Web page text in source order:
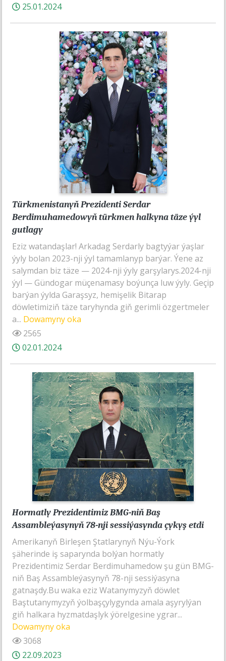
25.01.2024
Türkmenistanyň Prezidenti Serdar
Berdimuhamedowyň türkmen halkyna täze ýyl
gutlagy
Eziz watandaşlar! Arkadag Serdarly bagtyýar ýaşlar
ýyly bolan 2023-nji ýyl tamamlanyp barýar. Ýene az
salymdan biz täze — 2024-nji ýyly garşylarys.2024-nji
ýyl — Gündogar müçenamasy boýunça luw ýyly. Geçip
barýan ýylda Garaşsyz, hemişelik Bitarap
döwletimiziň täze taryhynda giň gerimli özgertmeler
a... Dowamyny oka
2565
02.01.2024
Hormatly Prezidentimiz BMG-niň Baş
Assambleýasynyň 78-nji sessiýasynda çykyş etdi
Amerikanyň Birleşen Ştatlarynyň Nýu-Ýork
şäherinde iş saparynda bolýan hormatly
Prezidentimiz Serdar Berdimuhamedow şu gün BMG-
niň Baş Assambleýasynyň 78-nji sessiýasyna
gatnaşdy.Bu waka eziz Watanymyzyň döwlet
Baştutanymyzyň ýolbaşçylygynda amala aşyrylýan
giň halkara hyzmatdaşlyk ýörelgesine ygrar...
Dowamyny oka
3068
22.09.2023